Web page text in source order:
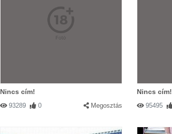
Nincs cím!
93289 0 Megosztás
Nincs cím!
95495